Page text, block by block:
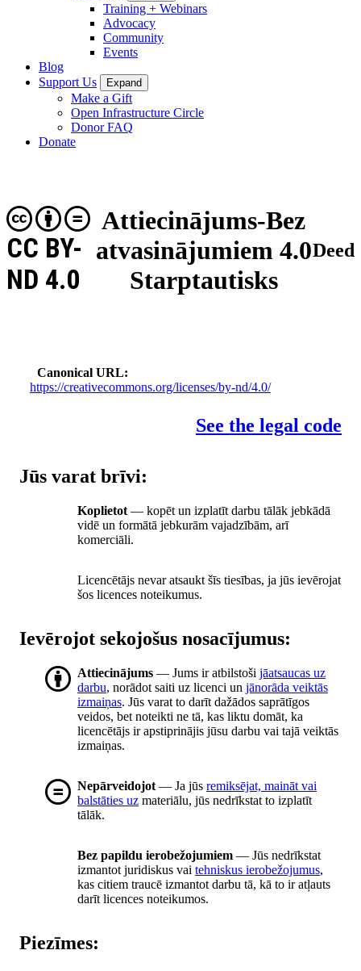
Training + Webinars
Advocacy
Community
Events
Blog
Support Us
Expand
Make a Gift
Open Infrastructure Circle
Donor FAQ
Donate
Attiecinājums-Bez
atvasinājumiem 4.0
Starptautisks
CC BY-
ND 4.0
Deed
Canonical URL
https://creativecommons.org/licenses/by-nd/4.0/
See the legal code
Jūs varat brīvi:
Koplietot — kopēt un izplatīt darbu tālāk jebkādā
vidē un formātā jebkurām vajadzībām, arī
komerciāli.
Licencētājs nevar atsaukt šīs tiesības, ja jūs ievērojat
šos licences noteikumus.
Ievērojot sekojošus nosacījumus:
Attiecinājums — Jums ir atbilstoši jāatsaucas uz
darbu, norādot saiti uz licenci un jānorāda veiktās
izmaiņas. Jūs varat to darīt dažādos saprātīgos
veidos, bet noteikti ne tā, kas liktu domāt, ka
licencētājs ir apstiprinājis jūsu darbu vai tajā veiktās
izmaiņas.
Nepārveidojot — Ja jūs remiksējat, maināt vai
balstāties uz materiālu, jūs nedrīkstat to izplatīt
tālāk.
Bez papildu ierobežojumiem — Jūs nedrīkstat
izmantot juridiskus vai tehniskus ierobežojumus,
kas citiem traucē izmantot darbu tā, kā to ir atļauts
darīt licences noteikumos.
Piezīmes: